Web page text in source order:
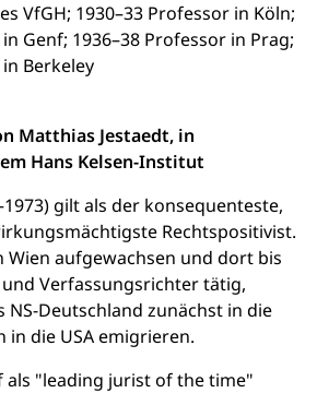
VfGH; 1930–33 Professor in Köln;
Genf; 1936–38 Professor in Prag;
Berkeley
Matthias Jestaedt, in
Hans Kelsen-Institut
gilt als der konsequenteste,
Rechtspositivist.
Wien aufgewachsen und dort bis
Verfassungsrichter tätig,
NS-Deutschland zunächst in die
in die USA emigrieren.
als "leading jurist of the time"